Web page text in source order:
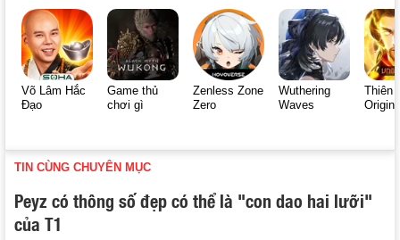
Võ Lâm Hắc
Đạo
Game thủ
chơi gì
Zenless Zone
Zero
Wuthering
Waves
Thiên
Origin
TIN CÙNG CHUYÊN MỤC
Peyz có thông số đẹp có thể là "con dao hai lưỡi"
của T1